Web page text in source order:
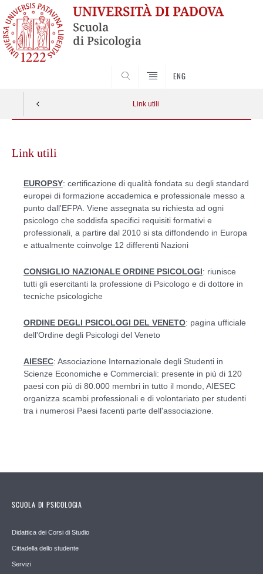
ENG
Link utili
contentLink utili
EUROPSY: certificazione di qualità fondata su degli standard
europei di formazione accademica e professionale messo a
punto dall'EFPA. Viene assegnata su richiesta ad ogni
psicologo che soddisfa specifici requisiti formativi e
professionali, a partire dal 2010 si sta diffondendo in Europa
e attualmente coinvolge 12 differenti Nazioni
CONSIGLIO NAZIONALE ORDINE PSICOLOGI: riunisce
tutti gli esercitanti la professione di Psicologo e di dottore in
tecniche psicologiche
ORDINE DEGLI PSICOLOGI DEL VENETO: pagina ufficiale
dell'Ordine degli Psicologi del Veneto
AIESEC: Associazione Internazionale degli Studenti in
Scienze Economiche e Commerciali: presente in più di 120
paesi con più di 80.000 membri in tutto il mondo, AIESEC
organizza scambi professionali e di volontariato per studenti
tra i numerosi Paesi facenti parte dell'associazione.
SCUOLA DI PSICOLOGIA
Didattica dei Corsi di Studio
Cittadella dello studente
Servizi